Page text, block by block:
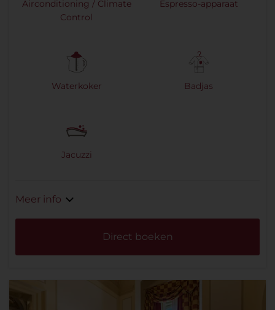
Airconditioning / Climate
Control
Espresso-apparaat
Waterkoker Badjas
Jacuzzi
Meer info
Direct boeken